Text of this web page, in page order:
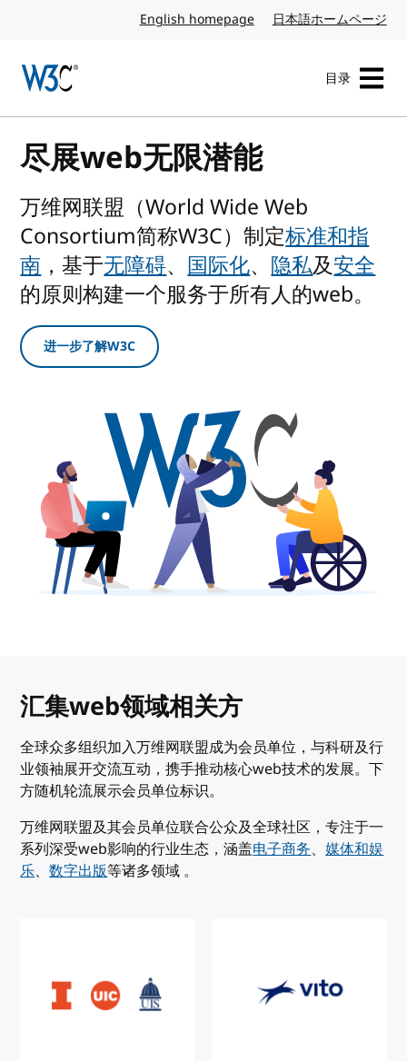
English homepage英文日本語ホームページ
目录
尽展web无限潜能
万维网联盟（World Wide Web
Consortium简称W3C）制定标准和指
南 ，基于无障碍、 国际化、 隐私及安全
的原则构建一个服务于所有人的web。
进一步了解W3C
汇集web领域相关方
全球众多组织加入万维网联盟成为会员单位，与科研及行
业领袖展开交流互动，携手推动核心web技术的发展。下
方随机轮流展示会员单位标识。
万维网联盟及其会员单位联合公众及全球社区，专注于一
系列深受web影响的行业生态，涵盖电子商务、媒体和娱
乐、数字出版等诸多领域 。